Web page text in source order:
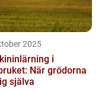
2025
i
När grödorna
själva